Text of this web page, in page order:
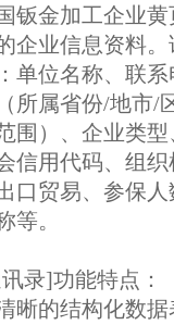
钣金加工企业
企业信息资料
单位名称、联
所属省份/地市/
围）、企业类
信用代码、组
口贸易、参保
等。
录]功能特点：
晰的结构化数